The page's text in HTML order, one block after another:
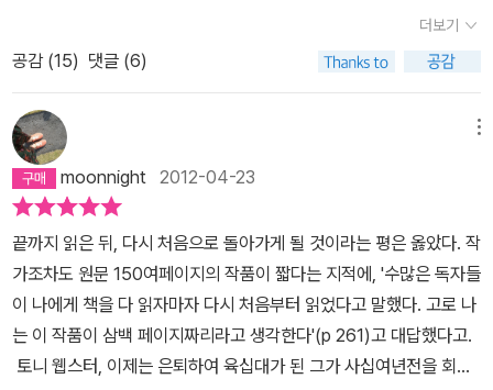
할 수 있으랴. 이것은 명쾌하든 미스터리하든 마찬가지일 테다. 토니
가 어떻게든 문제를 풀고 나름의 답을 내려보는데, 정작 그녀의 경멸
은 전혀 다른 문제에서 비롯된 것이었다. 그토록 둔하고 눈치 없는 주
인공도 결국 눈치챘던데, 왜 나는 다 읽고도 몰라서 남들의 리뷰를 읽
고 이해했는지. 이거야 원, 나야말로 감을 못 잡는 놈이었다.​다시 보니
까 참 역설적인 제목이 아닐 수 없다. 좋았던 기억들은 오물이 잔뜩 묻
어있고, 외면했던 기억들엔 정답이 숨어있었으니. 나라고 다를 게 뭐
있을까. 나 같은 경우에는 누가 보더라도 상대방의 100% 과실이지
만, 그게 과연 수년 동안 저주해가며 감정 상할만한 일이었나 싶다. 이
제는 너무 오래 지나버린 그 사건에서 혹여 내가 간과한 문제나 일들
이 있었을까 봐 걱정도 든다. 너무 강렬했던 감정과 기억들은 영영히
박제된다고 생각했는데, 막상 끄집어내보니 많이 흐려져 있음을 느낄
고를 일으키기 위한 장치'다. 여기서 배달 사고'란 LETTER(편지)가
유통 과정에서 LITTER(잡동사니,쓰레기)로 변질되는 경우를 말한
이라는 뜻이다. 별명처럼 그는 벨로로스 사람을 죽인 죄로 쫒겨나 프
로이토스 왕에게 몸을 의탁한다. 그런데 왕비가 젊은 벨레로폰에 욕
정을 품고 왕 몰래 사랑을 고백했으나 벨레로폰은 이를 거절한다. 이
에 앙심을 품은 왕비는 왕에게 거짓으로 벨레로폰을 모함한다. 왕은
고민 끝에 리키아 왕 이오바테스에게 편지를 쓰고는 벨레로폰에게 그
편지를 전달해 줄 것을 부탁한다. 편지 내용은 다음과 같다. “이 편지
를 가지고 가는 자를 없애 주십시오. 그는 제 아내이자 당신 딸을 겁탈
하려고 한 자입니다.” 이처럼 수상한 편지가 봉인에서 해제되는 순
간 어마무시한 일이 벌어진다. 벨레레폰 입장에서 보면 이 편지는 수
용도 그렇다. 에이드리언이 죽고 사십년이 지난 어느 날 토니에게서
온 편지는 잊고 있던 애인의 엄마, 사라였다. 애인도 아니고 애인의 엄
마라니. 베로니카와 만나고 있을때 여름에 그녀의 집을 방문하고 지
내는 동안 그들의 가족은 토니에게 불친절했고 내내 토니도 그 기억
이 유쾌하게 남아 있지 않았었다. 그런데 그녀의 엄마에게 온 편지는
더 놀라운 것을 담고 있었다. 그녀가 죽으면서 토니에게 500파운드
의 유산을 남겨 줬다. 하지만 그녀가 돈만 준것이 아니라 원래 있어야
할 에이드리언의 일기장과 토니가 에이드리언에게 보낸 편지도 함께
보내졌었지만 그것만은 빠져 있었다. 그것을 찾기 위해 토니는 아득
하게 멀어진 베로니카를 만나게 만난다. ​​소설은 처음부터 뭐든 다 풀
어 주지 않는다. 토니가 에이드리언에게 쓴 편지의 내용은 사실 어떤
내용이었는지, 왜 베로니카의 집에서 머무를 때 그녀의 엄마인 사라
는 부정확한 기억이 불충분한 문서와 만나는 지점에서 빚어지는 확신
이다.'2011년 영연방 최고 문학상인 맨부커상 수상작인 『예감은
틀리지 않는다』는 영국 문학을 대표하는 작가 줄리언 반스의 최신작
이다. 나이듦에 대해서, 삶의 진실에 대한 통찰을 예리하게 파고드는
이 소설은 올해 읽은 문학 작품 중에 단연 최고라 할 수 있다. 그것은
나 역시 시간의 흐름에 따라 내 기억을 왜곡시키고 있기 때문이다. 육
십 오세에 ‘기억’이란 주제로 책을 쓴 줄리언 반스가 말하고자 하는 것
또한 삶의 명징성이다. 젊었을 때는 모든 것을 명징하게 바라볼 수 있
지만, 나이가 들어감에 따라 기억은 불확실해지고, 기억하고 싶은 것
만 기억함으로써 왜곡이 심해져간다. 기억은 스스로 지워지기도 하
고, 다시 덧칠도 되었다가 점점 불투명하게 자리 잡아 간다. 나이가 들
면서 인생이 마냥 좋을 수 없다는 것을 체득해감에 따라 , 최후의 상실
사'처럼 역사를 통해서 말이다. 하지만 과거에 대한 확고한 기록이라
면 진실을 찾아낼 수 있으리라 생각했던 그의 기대는 '플로베르의 앵
것은 오직 '예감은 틀리지 않는다'의 에이드리언 핀의 다음의 말과 같
은 깨달음 뿐이다. '역사는 부정확한 기억이 불충분한 문서와 만나는
지점에서 빚어지는 확신이다' 결국 문학과 역사 그 어느 것이든 과
거를 진실 그대로 담아낼 수 없다는 것을 느낀 그는 이제 먼 과거의 기
록이 아닌 현재적 삶 그 자체로 눈을 돌린다. 보다 지금에 가까우면 그
만큼 과거를 파악할 수단도 더 많아지고 정확해질테니 가능하지 않을
까 여겼던 것이다. 그러한 생각에서 나온 작품이 바로 91년작 '내 말
좀 들어봐(Talking It Over)'였다. '내 이름은 스튜어트이고 난 모든
걸 기억한다.' 이 같은 주인공 스튜어트의 말로 시작되는 이 작품은
그렇기에 내 기억 중 나도 믿고 남도 믿고 심지어 하느님도 믿는다고
인정해 줄 대목은 '아침의 양치질과 머리 감기 그리고 물 마시기'까지
가 전부일 수도 있다. 그럼에도 어떤, 밀도가 높은 것처럼 보이는 기억
은 '아침의 양치질과 머리 감기 그리고 물 마시기'를 의심하지 않듯이
의심없이 믿고 때때로 반복 재생한다. 공백이 많지 않아서, 노화의 심
각한 과정을 밟고 있지 않다는 것만으로 나는 자주 격하게 그것들을
신뢰하는 것이다. 생각할수록 참 편한 일이었다. 그런데,어쩌면 이것
이 젊은 사람과 나이 든 사람의 차이일지도 모른다는 생각이 든다. 젊
은 시절에는 자신의 미래를 꾸며내고, 나이가 들면 다른 사람들의 과
거를 꾸며내는 것. 우리는 살면서 우리 자신의 인생 이야기를 얼마나
자주 할까. 그러면서 얼마나 가감하고, 윤색하고, 교묘히 가지를 쳐내
는 걸까. 그러나 살아온 날이 길어질수록 우리의 이야기에 제동을 걸
더보기
공감 (15) 댓글 (6)
moonnight 2012-04-23
끝까지 읽은 뒤, 다시 처음으로 돌아가게 될 것이라는 평은 옳았다. 작
가조차도 원문 150여페이지의 작품이 짧다는 지적에, '수많은 독자들
이 나에게 책을 다 읽자마자 다시 처음부터 읽었다고 말했다. 고로 나
는 이 작품이 삼백 페이지짜리라고 생각한다'(p 261)고 대답했다고.
토니 웹스터, 이제는 은퇴하여 육십대가 된 그가 사십여년전을 회고